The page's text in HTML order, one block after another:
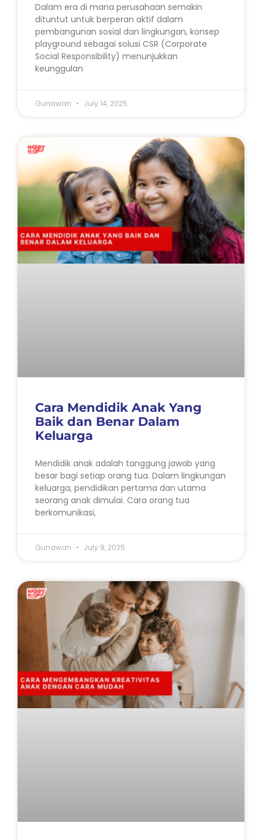
Dalam era di mana perusahaan semakin
dituntut untuk berperan aktif dalam
pembangunan sosial dan lingkungan, konsep
playground sebagai solusi CSR (Corporate
Social Responsibility) menunjukkan
keunggulan
Gunawan July 14, 2025
Cara Mendidik Anak Yang
Baik dan Benar Dalam
Keluarga
Mendidik anak adalah tanggung jawab yang
besar bagi setiap orang tua. Dalam lingkungan
keluarga, pendidikan pertama dan utama
seorang anak dimulai. Cara orang tua
berkomunikasi,
Gunawan July 9, 2025